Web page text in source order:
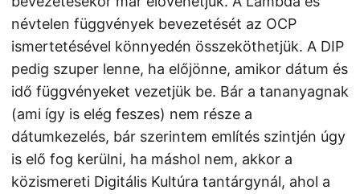
névtelen függvények bevezetését az OCP
ismertetésével könnyedén összeköthetjük. A DIP
pedig szuper lenne, ha előjönne, amikor dátum és
idő függvényeket vezetjük be. Bár a tananyagnak
(ami így is elég feszes) nem része a
dátumkezelés, bár szerintem említés szintjén úgy
is elő fog kerülni, ha máshol nem, akkor a
közismereti Digitális Kultúra tantárgynál, ahol a